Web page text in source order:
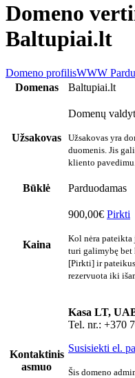
Domeno
Baltupiai.lt
Domeno profilisWWW
Domenas
Baltupiai.lt
Užsakovas
Domenų
Užsakovas yra
duomenis. Jis
kliento pavedimu.
Būklė Parduodamas
Kaina
900,00€ Pirkti
Kol nėra
turi galimybę bet
[Pirkti] ir
rezervuota iki
Kontaktinis
asmuo
Kasa LT,
Tel. nr.: +370
Susisiekti el.
Šis domeno